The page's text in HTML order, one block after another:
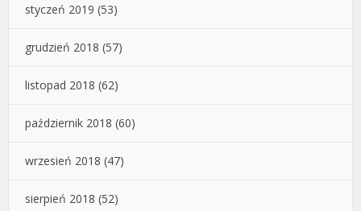
styczeń 2019 (53)
grudzień 2018 (57)
listopad 2018 (62)
październik 2018 (60)
wrzesień 2018 (47)
sierpień 2018 (52)